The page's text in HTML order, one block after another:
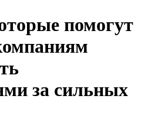
помогут
за сильных